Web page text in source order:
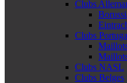
Clubs
Clubs
Clubs NASL
Clubs Belges